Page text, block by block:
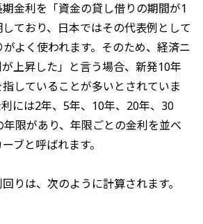
金利を「資金の貸し借りの期間が1
ており、日本ではその代表例として
よく使われます。そのため、経済ニ
上昇した」と言う場合、新発10年
していることが多いとされていま
には2年、5年、10年、20年、30
限があり、年限ごとの金利を並べ
ブと呼ばれます。
りは、次のように計算されます。